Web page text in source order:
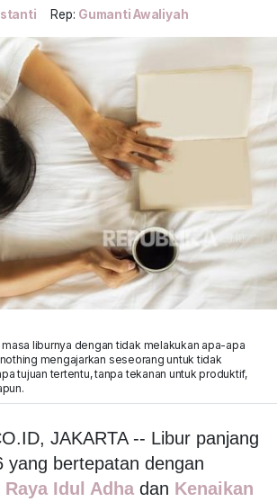
Rep: Gumanti Awaliyah
liburnya dengan tidak melakukan apa-apa
mengajarkan seseorang untuk tidak
tujuan tertentu, tanpa tekanan untuk produktif,
JAKARTA -- Libur panjang
yang bertepatan dengan
Raya Idul Adha dan Kenaikan